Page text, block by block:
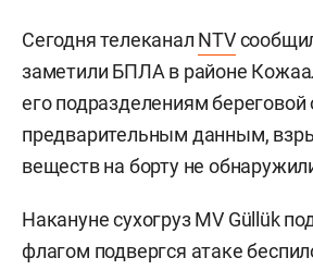
Сегодня телеканал NTV
заметили БПЛА в районе
его подразделениям
предварительным данным,
веществ на борту не
Накануне сухогруз MV Güllük
флагом подвергся атаке